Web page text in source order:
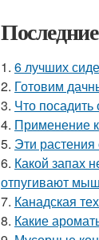
1. 6 лучших
2. Готовим
3. Что
4. Применение
5. Эти
6. Какой запах
отпугивают
7. Канадская
8. Какие